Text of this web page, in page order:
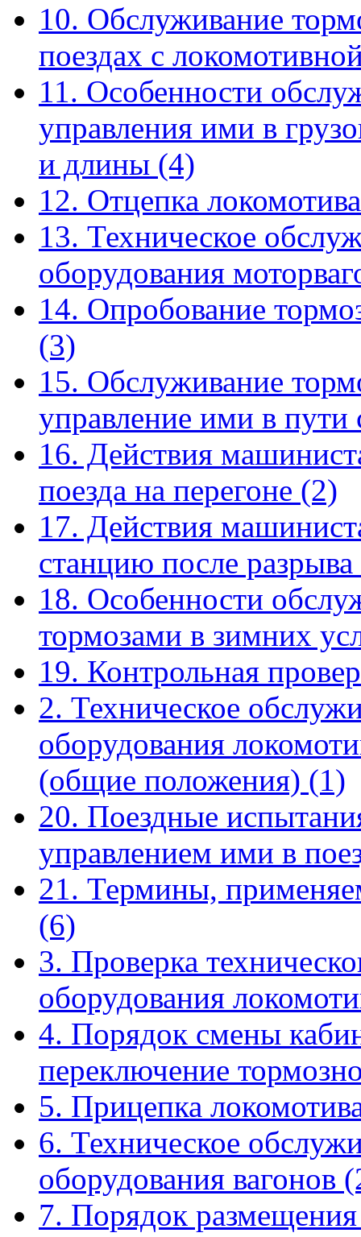
10. Обслуживание
поездах с
11. Особенности
управления ими в
и длины (4)
12. Отцепка
13. Техническое
оборудования
14. Опробование
(3)
15. Обслуживание
управление ими в пути
16. Действия
поезда на перегоне (2)
17. Действия
станцию после разрыва
18. Особенности
тормозами в зимних
19. Контрольная
2. Техническое
оборудования
(общие положения) (1)
20. Поездные
управлением ими в
21. Термины,
(6)
3. Проверка
оборудования
4. Порядок смены
переключение
5. Прицепка
6. Техническое
оборудования вагонов
7. Порядок